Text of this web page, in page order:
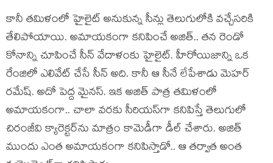
కానీ త‌మిళంలో హైలైట్ అనుకున్న సీన్లు తెలుగులోకి వ‌చ్చేస‌రికి
తేలిపోయాయి. అమాయ‌కంగా క‌నిపించే అజిత్.. త‌న రెండో
కోనాన్ని చూపించే సీన్ వేదాళంకు హైలైట్. హీరోయిజాన్ని ఒక
రేంజిలో ఎలివేట్ చేసే సీన్ అది. కానీ ఆ సీనే లేపేశాడు మెహ‌ర్
ర‌మేష్‌. అదో పెద్ద మైన‌స్. ఇక అజిత్ పాత్ర త‌మిళంలో
అమాయ‌కంగా.. చాలా వ‌ర‌కు సీరియ‌స్‌గా క‌నిపిస్తే తెలుగులో
చిరంజీవి క్యారెక్ట‌ర్‌ను మాత్రం కామెడీగా డీల్ చేశారు. అజిత్
ముందు ఎంత అమాయ‌కంగా క‌నిపిస్తాడో.. ఆ త‌ర్వాత అంత